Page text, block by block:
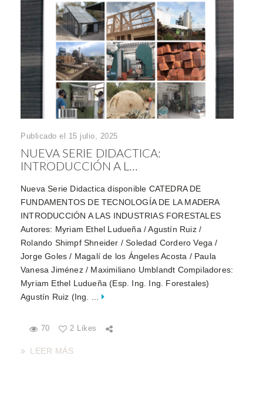
Publicado el 15 julio, 2025
NUEVA SERIE DIDACTICA:
INTRODUCCIÓN A L...
Nueva Serie Didactica disponible CATEDRA DE
FUNDAMENTOS DE TECNOLOGÍA DE LA MADERA
INTRODUCCIÓN A LAS INDUSTRIAS FORESTALES
Autores: Myriam Ethel Ludueña / Agustín Ruiz /
Rolando Shimpf Shneider / Soledad Cordero Vega /
Jorge Goles / Magalí de los Ángeles Acosta / Paula
Vanesa Jiménez / Maximiliano Umblandt Compiladores:
Myriam Ethel Ludueña (Esp. Ing. Ing. Forestales)
Agustín Ruiz (Ing. ...
70 2 Likes
LEER MÁS